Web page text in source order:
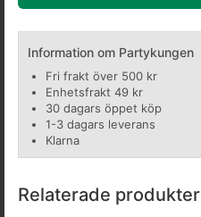
Information om Partykungen
Fri frakt över 500 kr
Enhetsfrakt 49 kr
30 dagars öppet köp
1-3 dagars leverans
Klarna
Relaterade produkter